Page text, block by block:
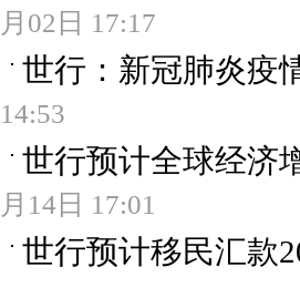
月02日 17:17
世行：新冠肺炎疫
14:53
世行预计全球经济
月14日 17:01
世行预计移民汇款